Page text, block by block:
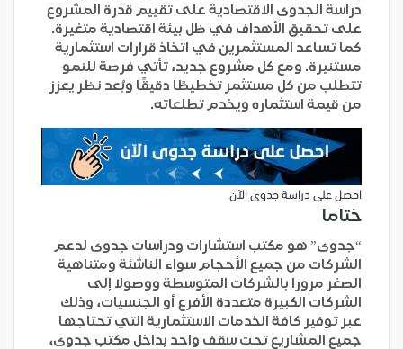
دراسة الجدوى الاقتصادية على تقييم قدرة المشروع
على تحقيق الأهداف في ظل بيئة اقتصادية متغيرة.
كما تساعد المستثمرين في اتخاذ قرارات استثمارية
مستنيرة. ومع كل مشروع جديد، تأتي فرصة للنمو
تتطلب من كل مستثمر تخطيطًا دقيقًا وبُعد نظر يعزز
من قيمة استثماره ويخدم تطلعاته.
احصل على دراسة جدوى الآن
ختاما
“جدوى” هو مكتب استشارات ودراسات جدوى لدعم
الشركات من جميع الأحجام سواء الناشئة ومتناهية
الصغر مرورا بالشركات المتوسطة ووصولا إلى
الشركات الكبيرة متعددة الأفرع أو الجنسيات، وذلك
عبر توفير كافة الخدمات الاستثمارية التي تحتاجها
جميع المشاريع تحت سقف واحد بداخل مكتب جدوى،